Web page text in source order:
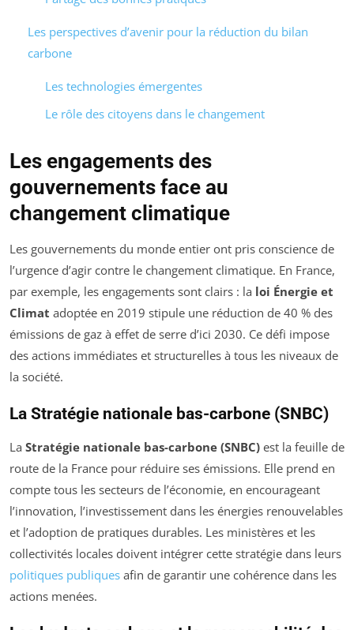
Les perspectives d’avenir pour la réduction du bilan
carbone
Les technologies émergentes
Le rôle des citoyens dans le changement
Les engagements des
gouvernements face au
changement climatique
Les gouvernements du monde entier ont pris conscience de
l’urgence d’agir contre le changement climatique. En France,
par exemple, les engagements sont clairs : la loi Énergie et
Climat adoptée en 2019 stipule une réduction de 40 % des
émissions de gaz à effet de serre d’ici 2030. Ce défi impose
des actions immédiates et structurelles à tous les niveaux de
la société.
La Stratégie nationale bas-carbone (SNBC)
La Stratégie nationale bas-carbone (SNBC) est la feuille de
route de la France pour réduire ses émissions. Elle prend en
compte tous les secteurs de l’économie, en encourageant
l’innovation, l’investissement dans les énergies renouvelables
et l’adoption de pratiques durables. Les ministères et les
collectivités locales doivent intégrer cette stratégie dans leurs
politiques publiques afin de garantir une cohérence dans les
actions menées.